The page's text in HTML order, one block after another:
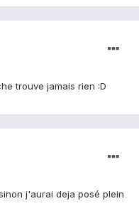
trouve jamais rien :D
j'aurai deja posé plein